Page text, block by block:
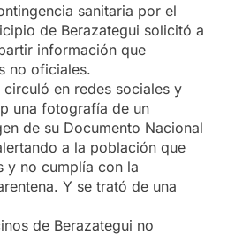
sanitaria por el
de Berazategui solicitó a
información que
no oficiales.
circuló en redes sociales y
una fotografía de un
de su Documento Nacional
a la población que
y no cumplía con la
Y se trató de una
de Berazategui no